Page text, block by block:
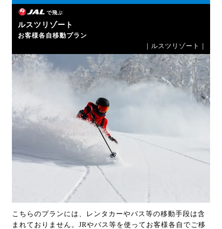
で飛ぶ
ルスツリゾート
お客様各自移動プラン
｜ルスツリゾート｜
こちらのプランには、レンタカーやバス等の移動手段は含
まれておりません。JRやバス等を使ってお客様各自でご移